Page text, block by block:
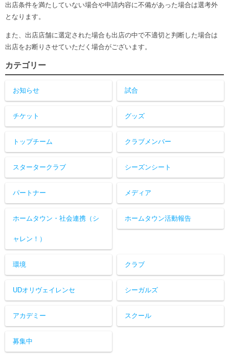
出店条件を満たしていない場合や申請内容に不備があった場合は選考外
となります。
また、出店店舗に選定された場合も出店の中で不適切と判断した場合は
出店をお断りさせていただく場合がございます。
カテゴリー
お知らせ 試合
チケット グッズ
トップチーム クラブメンバー
スタータークラブ シーズンシート
パートナー メディア
ホームタウン・社会連携（シ
ャレン！）
ホームタウン活動報告
環境 クラブ
UDオリヴェイレンセ シーガルズ
アカデミー スクール
募集中